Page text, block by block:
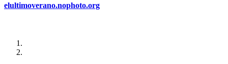
elultimoverano.nophoto.org